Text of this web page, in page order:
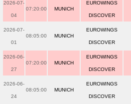
2026-07-
04
07:20:00 MUNICH
EUROWINGS
DISCOVER
2026-07-
01
08:05:00 MUNICH
EUROWINGS
DISCOVER
2026-06-
27
07:20:00 MUNICH
EUROWINGS
DISCOVER
2026-06-
24
08:05:00 MUNICH
EUROWINGS
DISCOVER